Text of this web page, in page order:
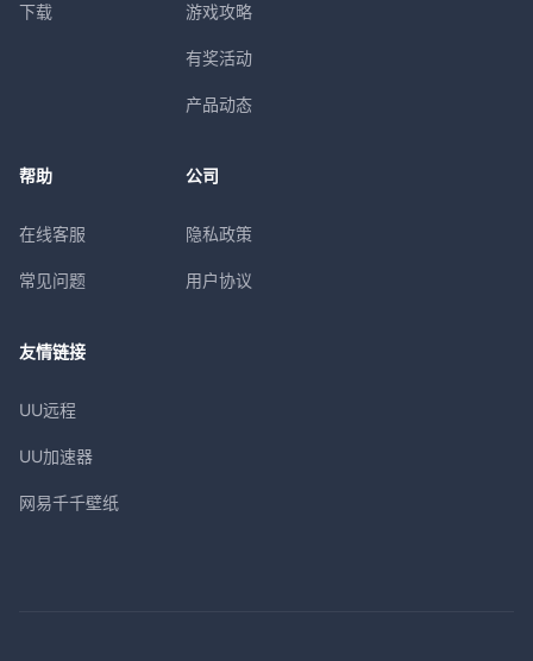
下载 游戏攻略
有奖活动
产品动态
帮助
在线客服
常见问题
公司
隐私政策
用户协议
友情链接
UU远程
UU加速器
网易千千壁纸